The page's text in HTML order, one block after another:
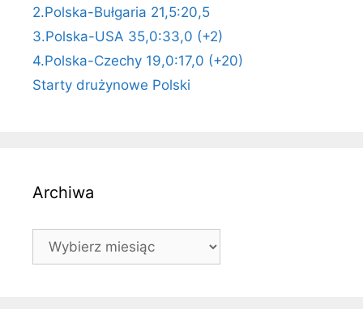
2.Polska-Bułgaria 21,5:20,5
3.Polska-USA 35,0:33,0 (+2)
4.Polska-Czechy 19,0:17,0 (+20)
Starty drużynowe Polski
Archiwa
Archiwa